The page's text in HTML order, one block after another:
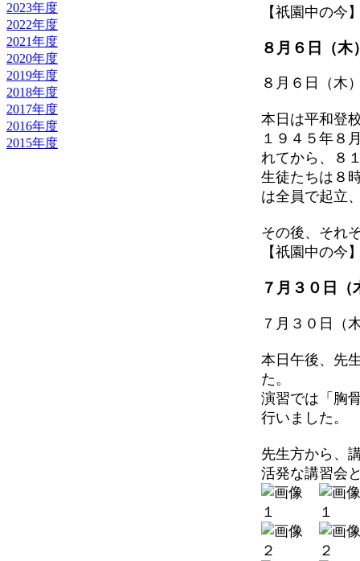
2023年度
2022年度
2021年度
2020年度
2019年度
2018年度
2017年度
2016年度
2015年度
【祇園中の今
８月６日（
８月６日（木
本日は平和登
１９４５年８
れてから、８
生徒たちは８
は全員で起立
その後、それ
【祇園中の今
７月３０日
７月３０日（
本日午後、先
た。
演習では「胸
行いました。
先生方から、
活発な講習会